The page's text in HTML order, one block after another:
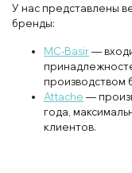
У нас представлены
бренды:
MC-Basir—
производством
Attache —
года,
клиентов.